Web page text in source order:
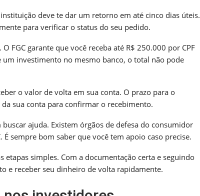
deve te dar um retorno em até cinco dias úteis.
para verificar o status do seu pedido.
FGC garante que você receba até R$ 250.000 por CPF
um investimento no mesmo banco, o total não pode
o valor de volta em sua conta. O prazo para o
sua conta para confirmar o recebimento.
ajuda. Existem órgãos de defesa do consumidor
sempre bom saber que você tem apoio caso precise.
etapas simples. Com a documentação certa e seguindo
e receber seu dinheiro de volta rapidamente.